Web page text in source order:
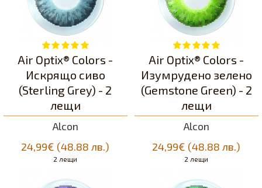
Alcon
Air Optix® Colors -
Искрящо сивo
(Sterling Grey) - 2
лещи
24,99€ (48.88 лв.)
2 лещи
Alcon
Air Optix® Colors -
Изумрудено зеленo
(Gemstone Green) - 2
лещи
24,99€ (48.88 лв.)
2 лещи